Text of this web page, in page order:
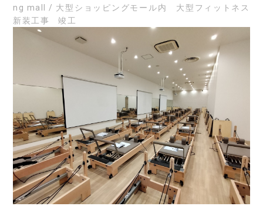
ng mall / 大型ショッピングモール内 大型フィットネス
新装工事 竣工